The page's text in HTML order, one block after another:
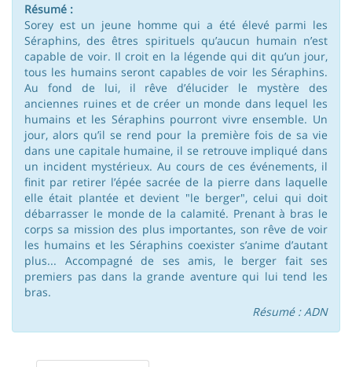
Résumé :
Sorey est un jeune homme qui a été élevé parmi les
Séraphins, des êtres spirituels qu’aucun humain n’est
capable de voir. Il croit en la légende qui dit qu’un jour,
tous les humains seront capables de voir les Séraphins.
Au fond de lui, il rêve d’élucider le mystère des
anciennes ruines et de créer un monde dans lequel les
humains et les Séraphins pourront vivre ensemble. Un
jour, alors qu’il se rend pour la première fois de sa vie
dans une capitale humaine, il se retrouve impliqué dans
un incident mystérieux. Au cours de ces événements, il
finit par retirer l’épée sacrée de la pierre dans laquelle
elle était plantée et devient "le berger", celui qui doit
débarrasser le monde de la calamité. Prenant à bras le
corps sa mission des plus importantes, son rêve de voir
les humains et les Séraphins coexister s’anime d’autant
plus... Accompagné de ses amis, le berger fait ses
premiers pas dans la grande aventure qui lui tend les
bras.
Résumé : ADN